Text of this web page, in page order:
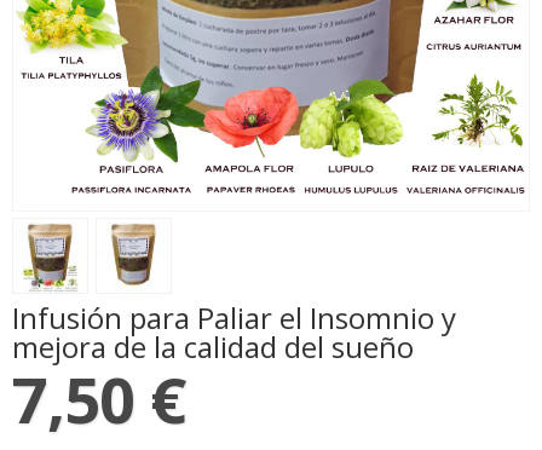
Infusión para Paliar el Insomnio y
mejora de la calidad del sueño
7,50 €